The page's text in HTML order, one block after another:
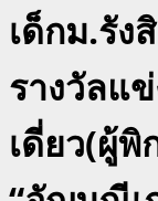
เด็กม.รัง
รางวัลแ
เดี่ยว(ผู้พิ